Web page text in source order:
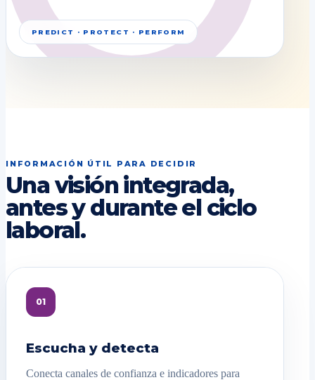
PREDICT · PROTECT · PERFORM
INFORMACIÓN ÚTIL PARA DECIDIR
Una visión integrada,
antes y durante el ciclo
laboral.
01
Escucha y detecta
Conecta canales de confianza e indicadores para